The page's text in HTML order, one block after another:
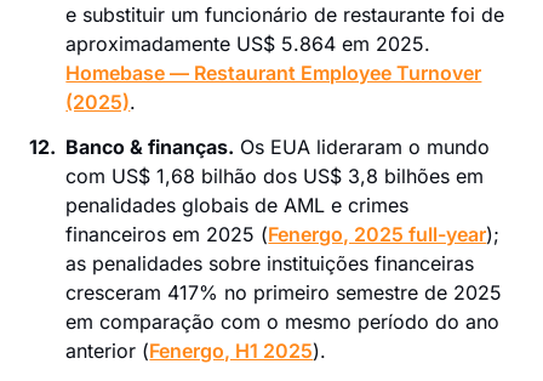
e substituir um funcionário de restaurante foi de
aproximadamente US$ 5.864 em 2025.
Homebase — Restaurant Employee Turnover
(2025).
12. Banco & finanças. Os EUA lideraram o mundo
com US$ 1,68 bilhão dos US$ 3,8 bilhões em
penalidades globais de AML e crimes
financeiros em 2025 (Fenergo, 2025 full-year);
as penalidades sobre instituições financeiras
cresceram 417% no primeiro semestre de 2025
em comparação com o mesmo período do ano
anterior (Fenergo, H1 2025).